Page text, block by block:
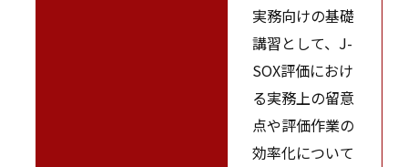
実務向けの基礎
講習として、J-
SOX評価におけ
る実務上の留意
点や評価作業の
効率化について